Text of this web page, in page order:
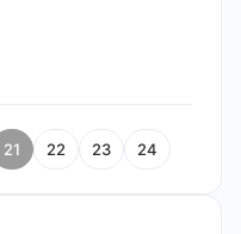
21 22 23 24